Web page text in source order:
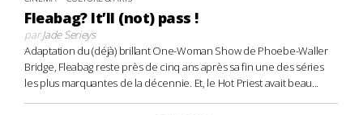
Fleabag? It’ll (not) pass !
parJade Serieys
Adaptation du (déjà) brillant One-Woman Show de Phoebe-Waller
Bridge, Fleabag reste près de cinq ans après sa fin une des séries
les plus marquantes de la décennie. Et, le Hot Priest avait beau...